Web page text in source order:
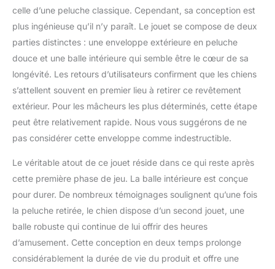
celle d’une peluche classique. Cependant, sa conception est
plus ingénieuse qu’il n’y paraît. Le jouet se compose de deux
parties distinctes : une enveloppe extérieure en peluche
douce et une balle intérieure qui semble être le cœur de sa
longévité. Les retours d’utilisateurs confirment que les chiens
s’attellent souvent en premier lieu à retirer ce revêtement
extérieur. Pour les mâcheurs les plus déterminés, cette étape
peut être relativement rapide. Nous vous suggérons de ne
pas considérer cette enveloppe comme indestructible.
Le véritable atout de ce jouet réside dans ce qui reste après
cette première phase de jeu. La balle intérieure est conçue
pour durer. De nombreux témoignages soulignent qu’une fois
la peluche retirée, le chien dispose d’un second jouet, une
balle robuste qui continue de lui offrir des heures
d’amusement. Cette conception en deux temps prolonge
considérablement la durée de vie du produit et offre une